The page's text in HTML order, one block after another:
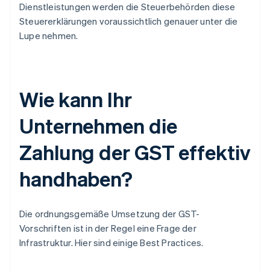
Dienstleistungen werden die Steuerbehörden diese
Steuererklärungen voraussichtlich genauer unter die
Lupe nehmen.
Wie kann Ihr
Unternehmen die
Zahlung der GST effektiv
handhaben?
Die ordnungsgemäße Umsetzung der GST-
Vorschriften ist in der Regel eine Frage der
Infrastruktur. Hier sind einige Best Practices.